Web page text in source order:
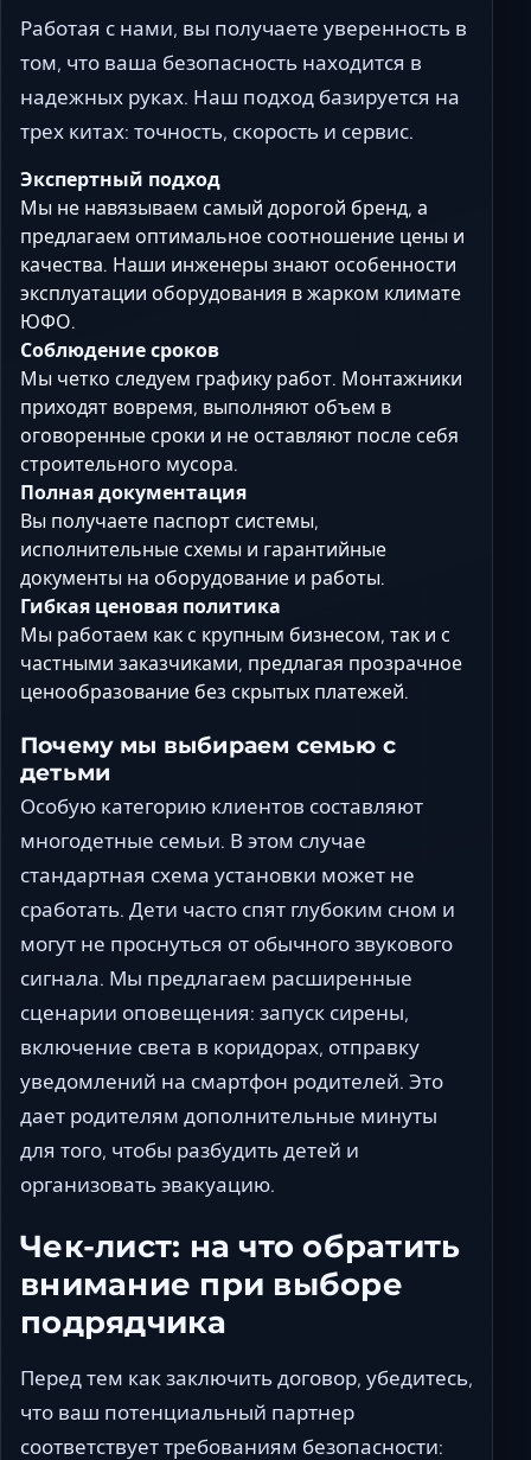
Работая с нами, вы получаете уверенность в
том, что ваша безопасность находится в
надежных руках. Наш подход базируется на
трех китах: точность, скорость и сервис.
Экспертный подход
Мы не навязываем самый дорогой бренд, а
предлагаем оптимальное соотношение цены и
качества. Наши инженеры знают особенности
эксплуатации оборудования в жарком климате
ЮФО.
Соблюдение сроков
Мы четко следуем графику работ. Монтажники
приходят вовремя, выполняют объем в
оговоренные сроки и не оставляют после себя
строительного мусора.
Полная документация
Вы получаете паспорт системы,
исполнительные схемы и гарантийные
документы на оборудование и работы.
Гибкая ценовая политика
Мы работаем как с крупным бизнесом, так и с
частными заказчиками, предлагая прозрачное
ценообразование без скрытых платежей.
Почему мы выбираем семью с
детьми
Особую категорию клиентов составляют
многодетные семьи. В этом случае
стандартная схема установки может не
сработать. Дети часто спят глубоким сном и
могут не проснуться от обычного звукового
сигнала. Мы предлагаем расширенные
сценарии оповещения: запуск сирены,
включение света в коридорах, отправку
уведомлений на смартфон родителей. Это
дает родителям дополнительные минуты
для того, чтобы разбудить детей и
организовать эвакуацию.
Чек-лист: на что обратить
внимание при выборе
подрядчика
Перед тем как заключить договор, убедитесь,
что ваш потенциальный партнер
соответствует требованиям безопасности: